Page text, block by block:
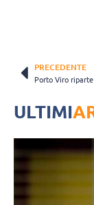
PRECEDENTE
ULTIMI